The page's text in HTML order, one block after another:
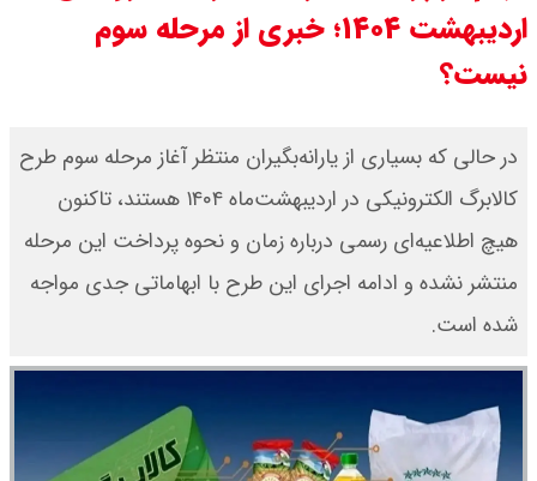
کرد / درباره مشکلات کشور و تعامل
امیر جهانشاهی: پای نظامی آمریکایی
به ایران باز شود آن را قطع می‌کنیم +
ویدیو
ونس در بن‌بست سیاسی قرار دارد
اردیبهشت ۱۴۰۴؛ خبری از مرحله سوم
نیست؟
در حالی‌ که بسیاری از یارانه‌بگیران منتظر آغاز مرحله سوم طرح
کالابرگ الکترونیکی در اردیبهشت‌ماه ۱۴۰۴ هستند، تاکنون
هیچ اطلاعیه‌ای رسمی درباره زمان و نحوه پرداخت این مرحله
منتشر نشده و ادامه اجرای این طرح با ابهاماتی جدی مواجه
شده است.